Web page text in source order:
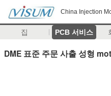
China Injection
집 PCB 서비스
DME 표준 주문 사출 성형